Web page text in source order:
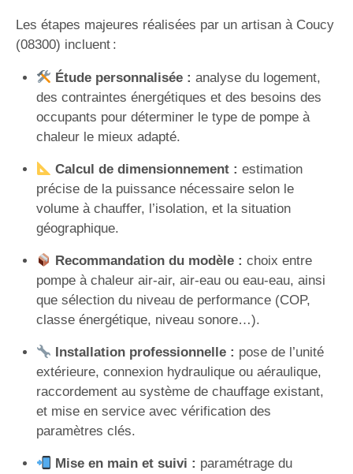
Les étapes majeures réalisées par un artisan à Coucy
(08300) incluent :
Étude personnalisée : analyse du logement,
des contraintes énergétiques et des besoins des
occupants pour déterminer le type de pompe à
chaleur le mieux adapté.
Calcul de dimensionnement : estimation
précise de la puissance nécessaire selon le
volume à chauffer, l’isolation, et la situation
géographique.
Recommandation du modèle : choix entre
pompe à chaleur air-air, air-eau ou eau-eau, ainsi
que sélection du niveau de performance (COP,
classe énergétique, niveau sonore…).
Installation professionnelle : pose de l’unité
extérieure, connexion hydraulique ou aéraulique,
raccordement au système de chauffage existant,
et mise en service avec vérification des
paramètres clés.
Mise en main et suivi : paramétrage du